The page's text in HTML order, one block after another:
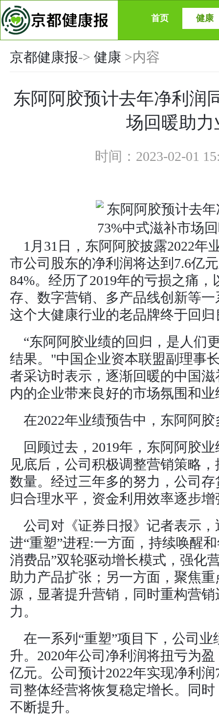
首页 健康
京都健康报-> 健康 >内容
东阿阿胶预计去年净利润
场回暖助
时间：2023-02-01
1月31日，东阿阿胶披露2022年
市公司股东的净利润将达到7.6亿
84%。经历了2019年的亏损之痛
存、数字营销、多产品线创新等
这个大健康行业的老品牌终于回
“东阿阿胶业绩的回归，是人们
结果。"中国企业资本联盟副理事
者采访时表示，逐渐回暖的中国
内的企业带来良好的市场氛围和
在2022年业绩预告中，东阿阿
回顾过去，2019年，东阿阿胶
见底后，公司积极调整营销策略
数量。经过三年多的努力，公司
归合理水平，资金利用效率逐步增
公司对《证券日报》记者表示
进“重塑”进程:一方面，持续唤醒
消费品”双轮驱动增长模式，强化
助力产品扩张；另一方面，聚焦
源，显著提升营销，同时重构营
力。
在一系列“重塑”项目下，公司
升。2020年公司净利润将扭亏为
亿元。公司预计2022年实现净利
司整体经营将恢复稳定增长。同
不断提升。